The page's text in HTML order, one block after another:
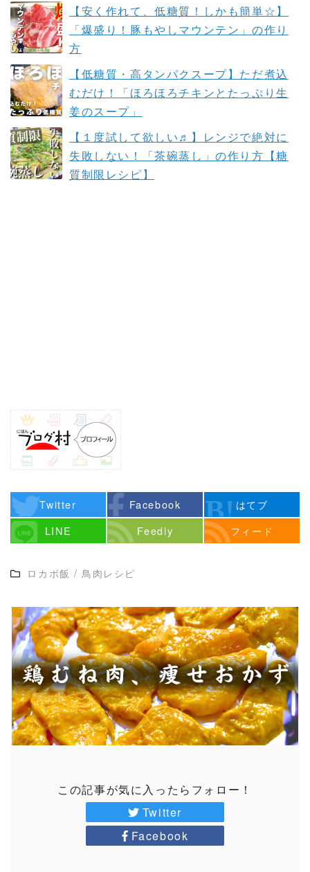
【安く作れて、低糖質！しかも簡単☆】
「爆盛り！豚もやしマウンテン」の作り
方
【低糖質・高タンパクスープ】ただ煮込
むだけ！「ほろほろチキンとたっぷり生
姜のスープ」
【１度試して欲しい♬】レンジで絶対に
失敗しない！「茶碗蒸し」の作り方【糖
質制限レシピ】
Twitter Facebook
はてブ
LINE
Feedly フィード
ロカボ飯 / 鳥肉レシピ
この記事が気に入ったらフォロー！
Twitter
Facebook